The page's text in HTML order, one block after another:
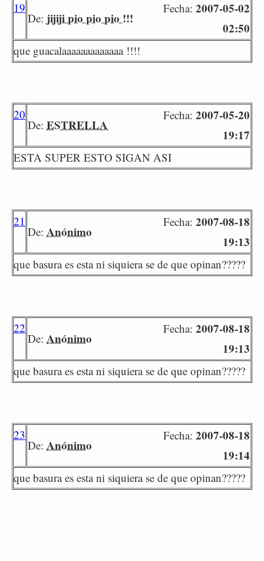
19
De: jijiji pio pio pio !!!
Fecha: 2007-05-02
02:50
que guacalaaaaaaaaaaaaa !!!!
20
De: ESTRELLA
Fecha: 2007-05-20
19:17
ESTA SUPER ESTO SIGAN ASI
21
De: Anónimo
Fecha: 2007-08-18
19:13
que basura es esta ni siquiera se de que opinan?????
22
De: Anónimo
Fecha: 2007-08-18
19:13
que basura es esta ni siquiera se de que opinan?????
23
De: Anónimo
Fecha: 2007-08-18
19:14
que basura es esta ni siquiera se de que opinan?????